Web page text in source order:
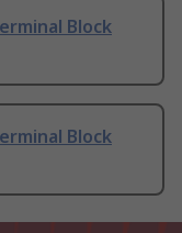
Block
Block